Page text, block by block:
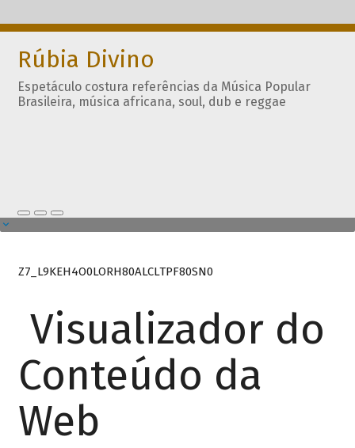
Rúbia Divino
Espetáculo costura referências da Música Popular
Brasileira, música africana, soul, dub e reggae
Z7_L9KEH4O0LORH80ALCLTPF80SN0
Visualizador do
Conteúdo da
Web